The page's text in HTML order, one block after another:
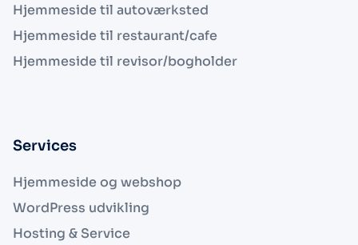
Hjemmeside til autoværksted
Hjemmeside til restaurant/cafe
Hjemmeside til revisor/bogholder
Services
Hjemmeside og webshop
WordPress udvikling
Hosting & Service